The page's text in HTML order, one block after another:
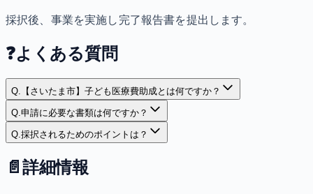
採択後、事業を実施し完了報告書を提出します。
❓よくある質問
Q. 【さいたま市】子ども医療費助成とは何ですか？
Q.申請に必要な書類は何ですか？
Q.採択されるためのポイントは？
📄 詳細情報